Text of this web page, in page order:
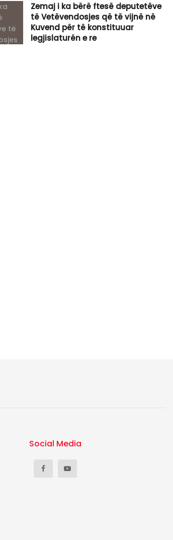
Zemaj i ka bërë ftesë deputetëve
të Vetëvendosjes që të vijnë në
Kuvend për të konstituuar
legjislaturën e re
Social Media